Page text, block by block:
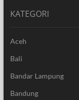
KATEGORI
Aceh
Bali
Bandar Lampung
Bandung